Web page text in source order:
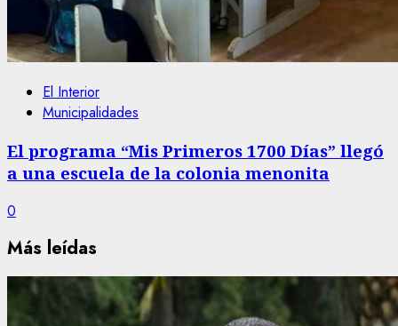
El Interior
Municipalidades
El programa “Mis Primeros 1700 Días” llegó
a una escuela de la colonia menonita
0
Más leídas